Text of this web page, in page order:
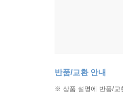
반품/교환 안내
※ 상품 설명에 반품/교